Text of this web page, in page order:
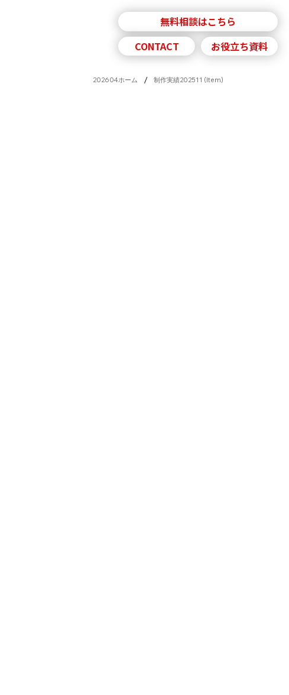
無料相談はこちら
CONTACT
お役立ち資料
202604ホーム / 制作実績202511 (Item)